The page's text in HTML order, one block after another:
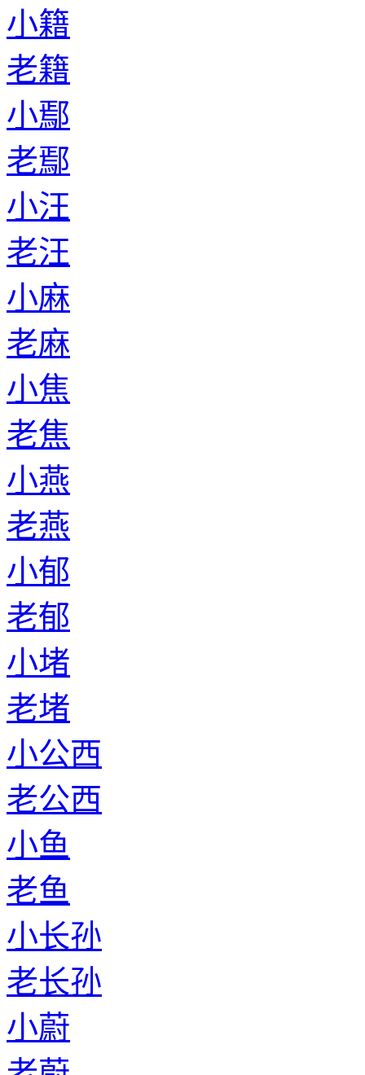
小籍
老籍
小鄢
老鄢
小汪
老汪
小麻
老麻
小焦
老焦
小燕
老燕
小郁
老郁
小堵
老堵
小公西
老公西
小鱼
老鱼
小长孙
老长孙
小蔚